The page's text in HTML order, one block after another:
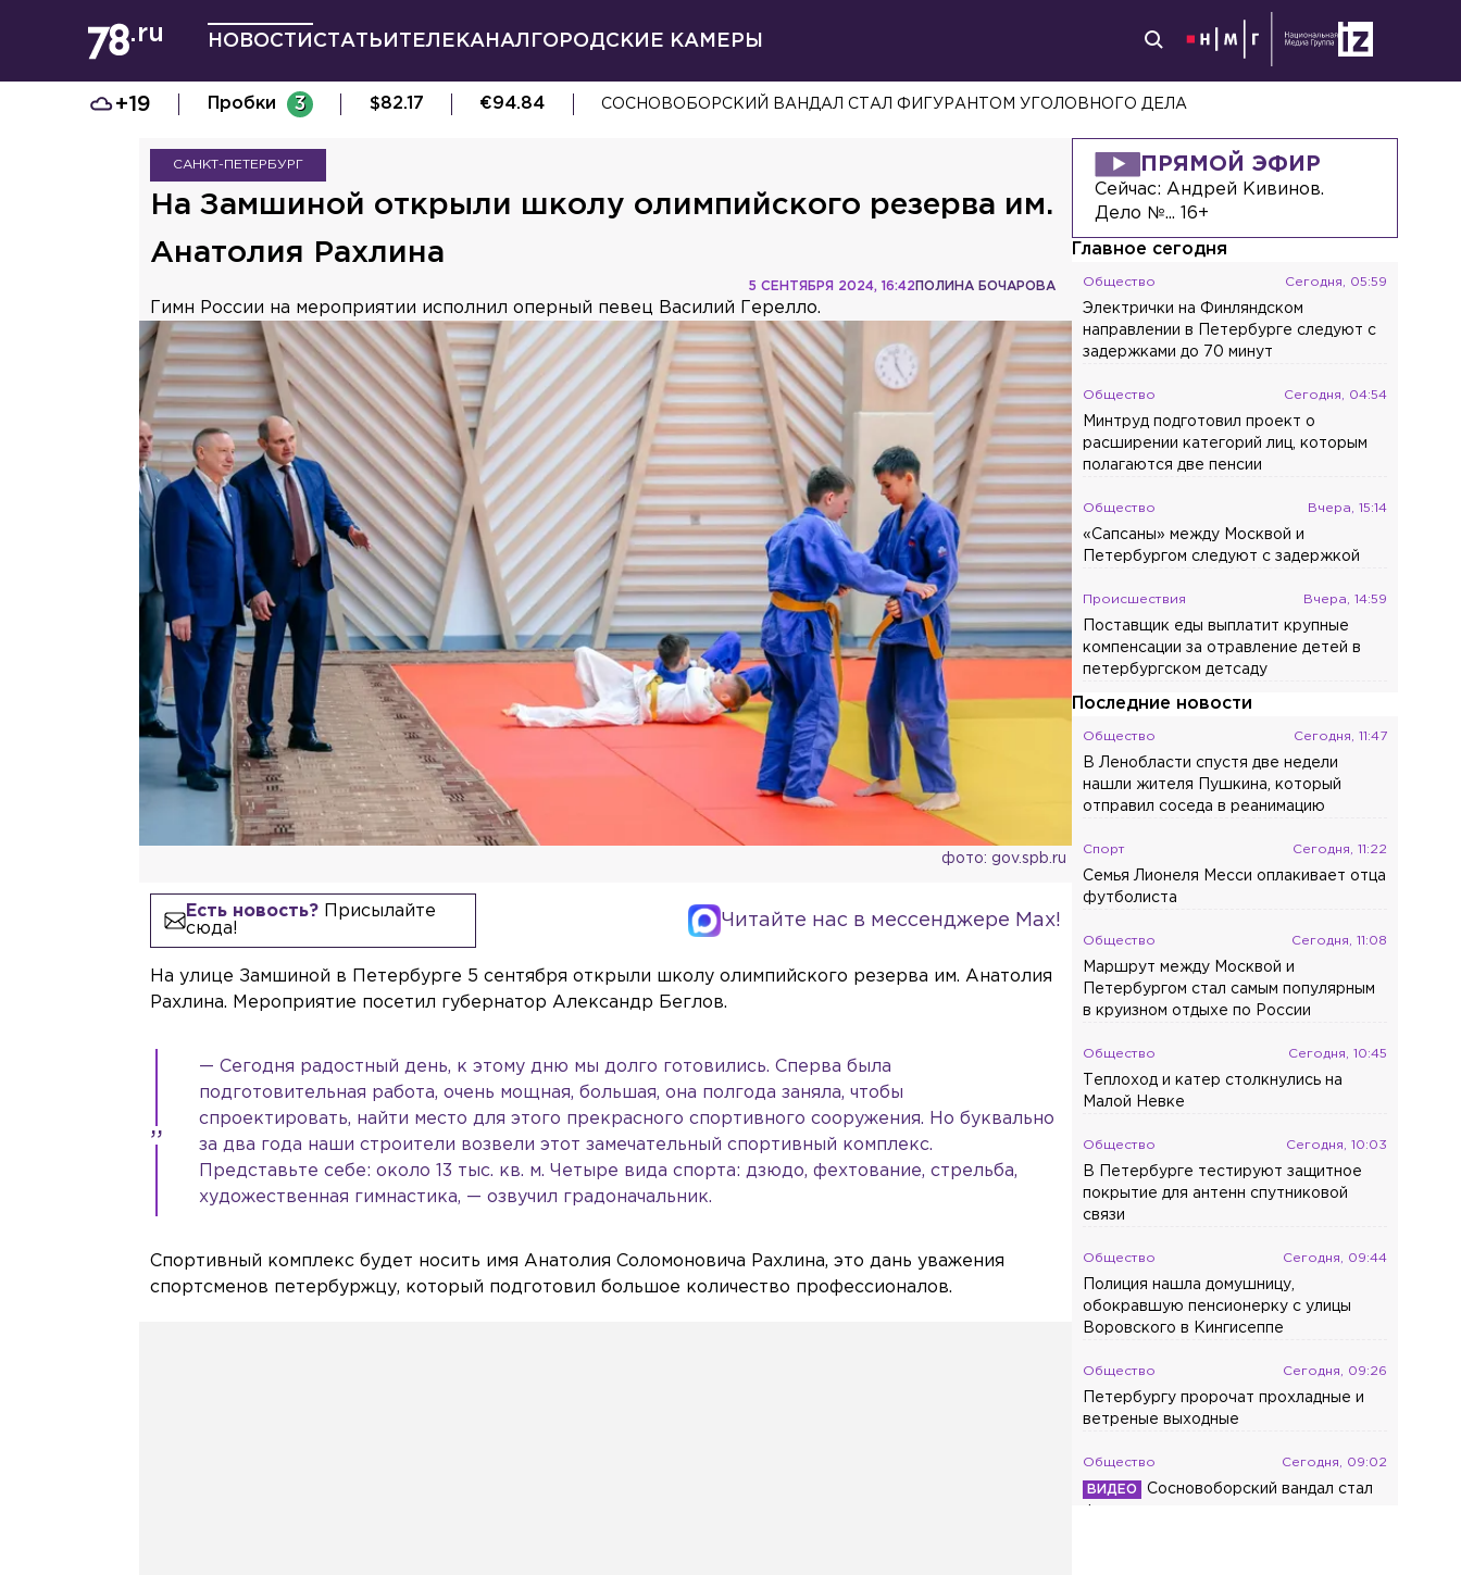
НОВОСТИ СТАТЬИ ТЕЛЕКАНАЛ ГОРОДСКИЕ КАМЕРЫ
+19 Пробки 3 $82.17 €94.84 ДРИФТЕР ВРЕМЕННО ОСТАЛСЯ БЕЗ BMW ИЗ-ЗА ВИРАЖЕЙ В ЦЕНТРЕ ПЕТЕРБУРГА
САНКТ-ПЕТЕРБУРГ
На Замшиной открыли школу олимпийского резерва им.
Анатолия Рахлина
ПОЛИНА БОЧАРОВА
5 СЕНТЯБРЯ 2024, 16:42
Гимн России на мероприятии исполнил оперный певец Василий Герелло.
фото: gov.spb.ru
Есть новость?Присылайте
сюда!
Читайте нас в мессенджере Max!
На улице Замшиной в Петербурге 5 сентября открыли школу олимпийского резерва им. Анатолия
Рахлина. Мероприятие посетил губернатор Александр Беглов.
— Сегодня радостный день, к этому дню мы долго готовились. Сперва была
подготовительная работа, очень мощная, большая, она полгода заняла, чтобы
спроектировать, найти место для этого прекрасного спортивного сооружения. Но буквально
за два года наши строители возвели этот замечательный спортивный комплекс.
Представьте себе: около 13 тыс. кв. м. Четыре вида спорта: дзюдо, фехтование, стрельба,
художественная гимнастика, — озвучил градоначальник.
Спортивный комплекс будет носить имя Анатолия Соломоновича Рахлина, это дань уважения
спортсменов петербуржцу, который подготовил большое количество профессионалов.
ПРЯМОЙ ЭФИР
Сейчас:Андрей Кивинов.
Дело №... 16+
Главное сегодня
Общество Сегодня, 05:59
Электрички на Финляндском
направлении в Петербурге следуют с
задержками до 70 минут
Общество Сегодня, 04:54
Минтруд подготовил проект о
расширении категорий лиц, которым
полагаются две пенсии
Общество Вчера, 15:14
«Сапсаны» между Москвой и
Петербургом следуют с задержкой
Происшествия Вчера, 14:59
Поставщик еды выплатит крупные
компенсации за отравление детей в
петербургском детсаду
Последние новости
Общество Сегодня, 11:47
В Ленобласти спустя две недели
нашли жителя Пушкина, который
отправил соседа в реанимацию
Спорт Сегодня, 11:22
Семья Лионеля Месси оплакивает отца
футболиста
Общество Сегодня, 11:08
Маршрут между Москвой и
Петербургом стал самым популярным
в круизном отдыхе по России
Общество Сегодня, 10:45
Теплоход и катер столкнулись на
Малой Невке
Общество Сегодня, 10:03
В Петербурге тестируют защитное
покрытие для антенн спутниковой
связи
Общество Сегодня, 09:44
Полиция нашла домушницу,
обокравшую пенсионерку с улицы
Воровского в Кингисеппе
Общество Сегодня, 09:26
Петербургу пророчат прохладные и
ветреные выходные
Общество Сегодня, 09:02
Сосновоборский вандал стал